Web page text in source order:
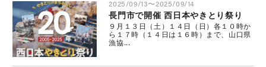
2025/09/13〜2025/09/14
長門市で開催 西日本やきとり祭り
９月１３日（土）１４日（日）各１０時か
ら１７時（１４日は１６時）まで、山口県
漁協...